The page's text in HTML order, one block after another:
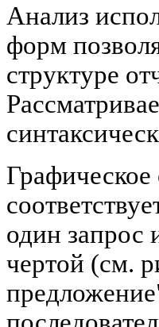
Анализ
форм
структуре
один запрос
чертой (см.